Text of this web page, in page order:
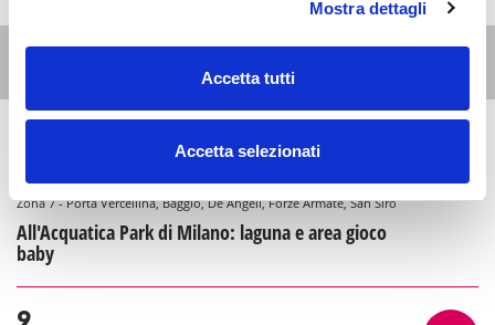
Mostra dettagli
Accetta tutti
Accetta selezionati
Altri eventi per questa età
Zona 7 - Porta Vercellina, Baggio, De Angeli, Forze Armate, San Siro
All'Acquatica Park di Milano: laguna e area gioco
baby
anni